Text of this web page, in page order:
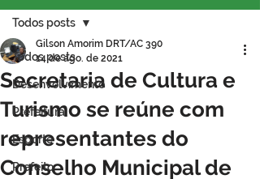
Todos posts
Desenvolvimento
Prefeitura
Esporte
Prefeito
Todos posts
Secretaria de Cultura e
Turismo se reúne com
representantes do
Conselho Municipal de
Gilson Amorim DRT/AC 390
14 de ago. de 2021